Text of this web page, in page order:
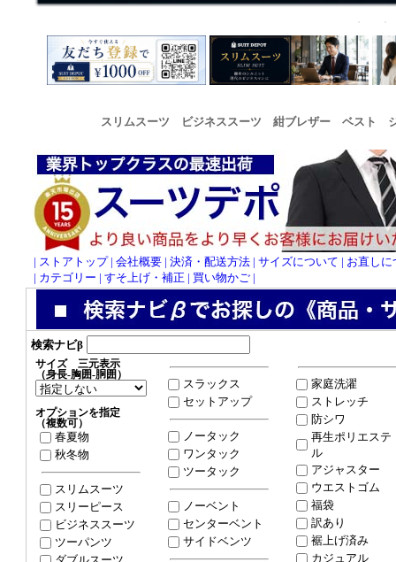
スリムスーツ ビジネススーツ 紺ブレザー ベスト
| ストアトップ | 会社概要 | 決済・配送方法 | サイズについて | お直しに
| カテゴリー | すそ上げ・補正 | 買い物かご |